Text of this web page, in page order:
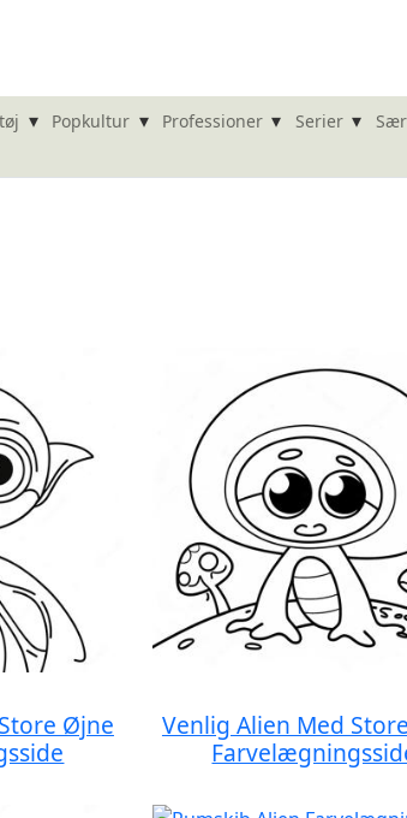
▾ Popkultur ▾ Professioner ▾ Serier ▾
Øjne
Venlig Alien Med